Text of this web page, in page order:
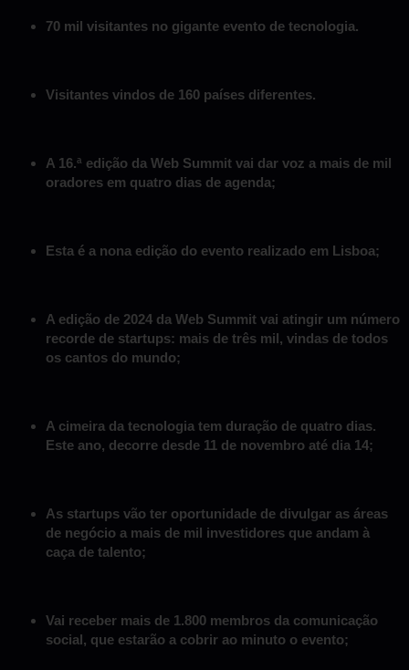
70 mil visitantes no gigante evento de tecnologia.
Visitantes vindos de 160 países diferentes.
A 16.ª edição da Web Summit vai dar voz a mais de mil
oradores em quatro dias de agenda;
Esta é a nona edição do evento realizado em Lisboa;
A edição de 2024 da Web Summit vai atingir um número
recorde de startups: mais de três mil, vindas de todos
os cantos do mundo;
A cimeira da tecnologia tem duração de quatro dias.
Este ano, decorre desde 11 de novembro até dia 14;
As startups vão ter oportunidade de divulgar as áreas
de negócio a mais de mil investidores que andam à
caça de talento;
Vai receber mais de 1.800 membros da comunicação
social, que estarão a cobrir ao minuto o evento;